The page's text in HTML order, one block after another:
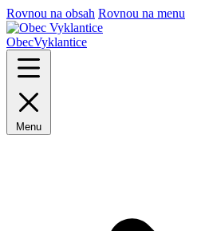
Rovnou na obsah Rovnou na menu
ObecVyklantice
Menu